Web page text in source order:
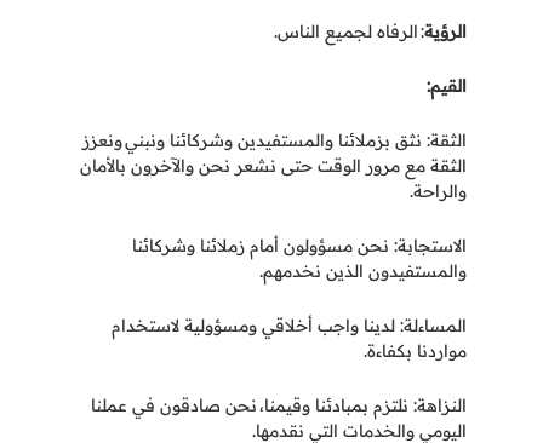
الرؤية:الرفاه لجميع الناس.
القيم:
الثقة: نثق بزملائنا والمستفيدين وشركائنا ونبني ونعزز
الثقة مع مرور الوقت حتى نشعر نحن والآخرون بالأمان
والراحة.
الاستجابة: نحن مسؤولون أمام زملائنا وشركائنا
والمستفيدون الذين نخدمهم.
المساءلة: لدينا واجب أخلاقي ومسؤولية لاستخدام
مواردنا بكفاءة.
النزاهة: نلتزم بمبادئنا وقيمنا،نحن صادقون في عملنا
اليومي والخدمات التي نقدمها.